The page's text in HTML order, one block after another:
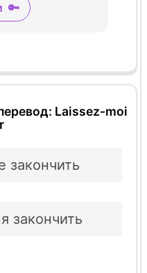
🔑
Laissez-moi
закончить
закончить